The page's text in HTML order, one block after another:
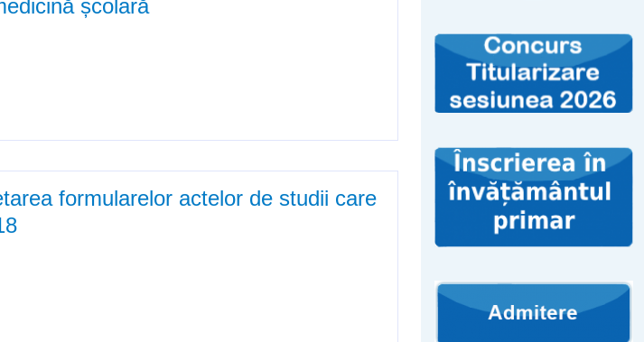
școlară
medicină școlară
formularelor actelor de studii care
formularelor actelor de studii care se vor elibera absolvenților